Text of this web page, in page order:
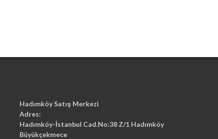
Hadımköy Satış Merkezi
Adres:
Hadımköy-İstanbul Cad.No:38 Z/1 Hadımköy
Büyükçekmece